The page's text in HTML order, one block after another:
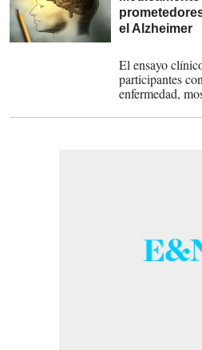
el Alzheimer
El ensayo
participantes
enfermedad,